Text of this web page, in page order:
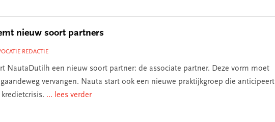
nieuw soort partners
REDACTIE
NautaDutilh een nieuw soort partner: de associate partner. Deze vorm moet
vervangen. Nauta start ook een nieuwe praktijkgroep die anticipeert
... lees verder